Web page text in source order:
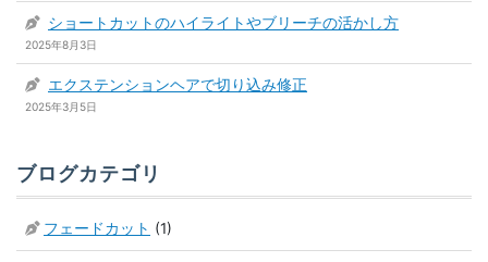
ショートカットのハイライトやブリーチの活かし方
2025年8月3日
エクステンションヘアで切り込み修正
2025年3月5日
ブログカテゴリ
フェードカット (1)